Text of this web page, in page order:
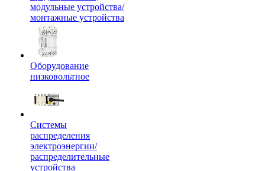
модульные устройства/
монтажные устройства
Оборудование
низковольтное
Системы
распределения
электроэнергии/
распределительные
устройства